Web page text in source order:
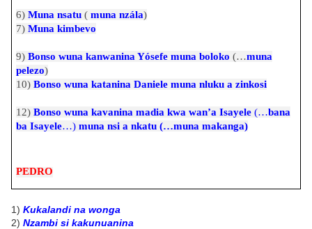
6) Muna nsatu ( muna nzála)
7) Muna kimbevo
9) Bonso wuna kanwanina Yósefe muna boloko (…muna
pelezo)
10) Bonso wuna katanina Daniele muna nluku a zinkosi
12) Bonso wuna kavanina madia kwa wan’a Isayele(…bana
ba Isayele…) muna nsi a nkatu (…muna makanga)
PEDRO
1) Kukalandi na wonga
2) Nzambi si kakunuanina